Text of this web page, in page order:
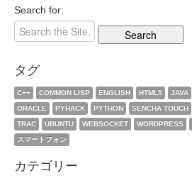
Search for:
タグ
C++ COMMON LISP ENGLISH HTML5 JAVA
ORACLE
PYHACK PYTHON SENCHA TOUCH
TRAC
UBUNTU WEBSOCKET WORDPRESS
スマートフォン
カテゴリー